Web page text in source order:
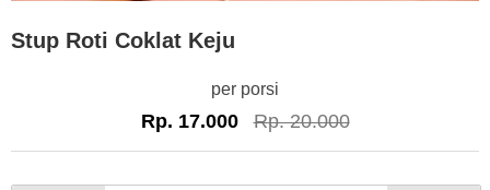
Stup Roti Coklat Keju
per porsi
Rp. 17.000 Rp. 20.000